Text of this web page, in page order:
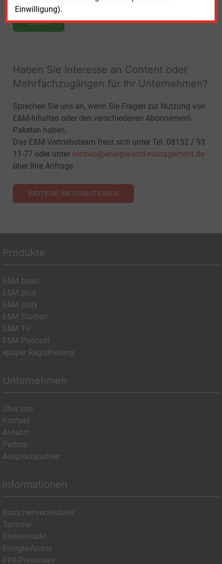
Einwilligung).
LOGIN
Haben Sie Interesse an Content oder
Mehrfachzugängen für Ihr Unternehmen?
Sprechen Sie uns an, wenn Sie Fragen zur Nutzung von
E&M-Inhalten oder den verschiedenen Abonnement-
Paketen haben.
Das E&M-Vertriebsteam freut sich unter Tel. 08152 / 93
11-77 oder unter vertrieb@energie-und-management.de
über Ihre Anfrage.
WEITERE INFORMATIONEN
Produkte
E&M basic
E&M plus
E&M daily
E&M Studien
E&M TV
E&M Podcast
epaper Registrierung
Unternehmen
Über uns
Kontakt
Anfahrt
Partner
Ansprechpartner
Informationen
Branchenverzeichnis
Termine
Stellenmarkt
Energie-Archiv
PPA-Preisindex